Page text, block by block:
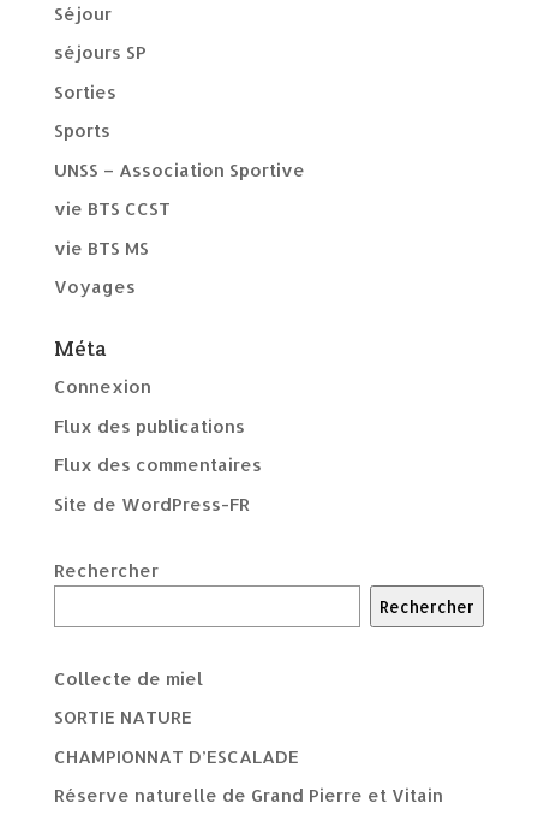
Séjour
séjours SP
Sorties
Sports
UNSS – Association Sportive
vie BTS CCST
vie BTS MS
Voyages
Méta
Connexion
Flux des publications
Flux des commentaires
Site de WordPress-FR
Rechercher
Rechercher
Collecte de miel
SORTIE NATURE
CHAMPIONNAT D’ESCALADE
Réserve naturelle de Grand Pierre et Vitain